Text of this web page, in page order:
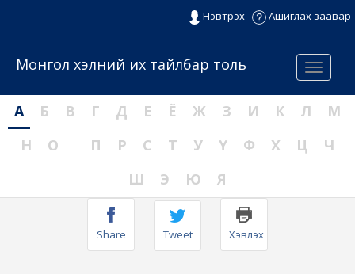
Нэвтрэх Ашиглах заавар
Menu
Монгол хэлний их тайлбар толь
А Б В Г Д Е Ё Ж З И К Л
М
Н
О П Р С Т У Ү Ф Х Ц
Ч
Ш
Э Ю Я
Share Tweet Хэвлэх